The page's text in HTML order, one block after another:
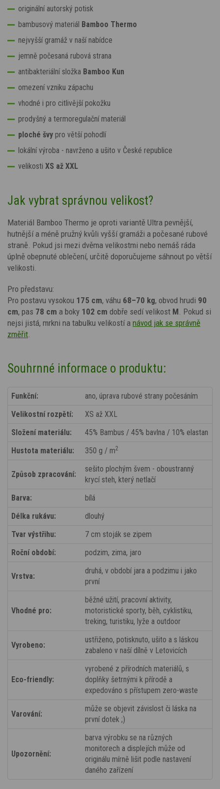
originální autorský potisk
bambusový materiál Bamboo Thermo
nejvyšší gramáž v naší nabídce
jemně počesaná rubová strana
antibakteriální složka Bamboo Kun
omezení vzniku zápachu
vhodné i pro citlivější pokožku
prodyšný a termoregulační materiál
ploché švy pro větší pohodlí
lokální výroba - navrženo a ušito v České republice
velikosti XS až XXL
Jak vybrat správnou velikost?
Materiál Bamboo Thermo je oproti variantě Ultra pevnější,
hutnější a méně pružný kvůli vyšší gramáži a počesané rubové
straně. Pokud jsi mezi dvěma velikostmi nebo nemáš ráda
úplně obepnuté oblečení, určitě doporučujeme sáhnout po větší
velikosti.
Pro představu:
Pro postavu vysokou 175 cm, váhu 68–70 kg, obvod hrudi 90
cm, pas 78 cm a boky 102 cm dobře sedí velikost M . Pokud si
nejsi jistá, mrkni na tabulku velikostí a návod jak se správně
změřit
Souhrnné informace o produktu:
Funkční:
ano, úprava rubové strany počesáním
Velikostní rozpětí:
XS až XXL
Složení materiálu:
45% Bambus / 45% bavlna / 10% elastan
Hustota materiálu:
350 g / m2
Způsob zpracování:
sešito plochým švem - oboustranný
krycí steh, který netlačí
Barva:
bílá
Délka rukávu:
dlouhý
Tvar výstřihu:
7 cm stoják se zipem
Roční období:
podzim, zima, jaro
Vrstva:
druhá, v období jara a podzimu i jako
první
Vhodné pro:
běžné užití, pracovní aktivity,
motoristické sporty, běh, cyklistiku,
treking, turistiku, lyže a outdoor
Vyrobeno:
ustřiženo, potisknuto, ušito a s láskou
zabaleno v naší dílně v Letovicích
Eco-friendly:
vyrobené z přírodních materiálů, s
doplňky šetrnými k přírodě a
expedováno s přístupem zero-waste
Varování:
může se objevit závislost či láska na
první dotek ;)
Upozornění:
barva výrobku se na různých
monitorech a displejích může od
originálu mírně lišit podle nastavení
daného zařízení